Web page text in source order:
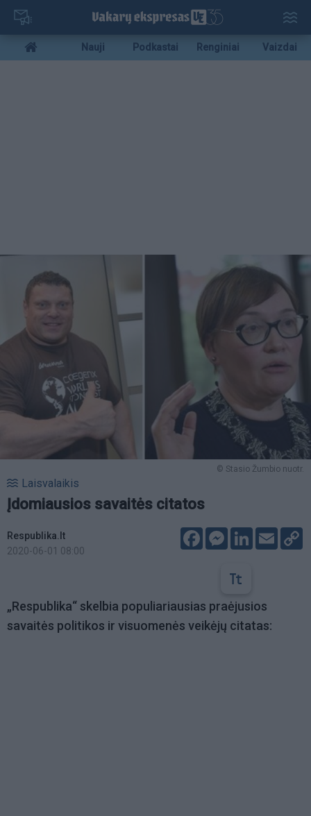
Pereiti
pagrindinį
turinį
Mobile
menu
Nauji Podkastai Renginiai Vaizdai
© Stasio Žumbio nuotr.
Laisvalaikis
Įdomiausios savaitės citatos
Respublika.lt
2020-06-01 08:00
FacebookMessenger
LinkedIn
Email
„Respublika“ skelbia populiariausias praėjusios
savaitės politikos ir visuomenės veikėjų citatas: